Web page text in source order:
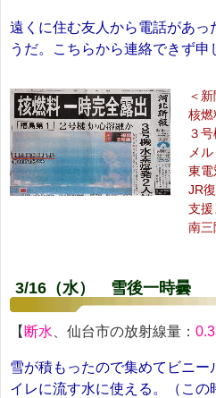
遠くに住む友人から電話があっ
うだ。こちらから連絡できず申
＜
核燃
３
メ
東電
JR
支援
南三
3/16（水） 雪後一時曇
【 断水 、仙台市の放射線量：
雪が積もったので集めてビニー
イレに流す水に使える。（この